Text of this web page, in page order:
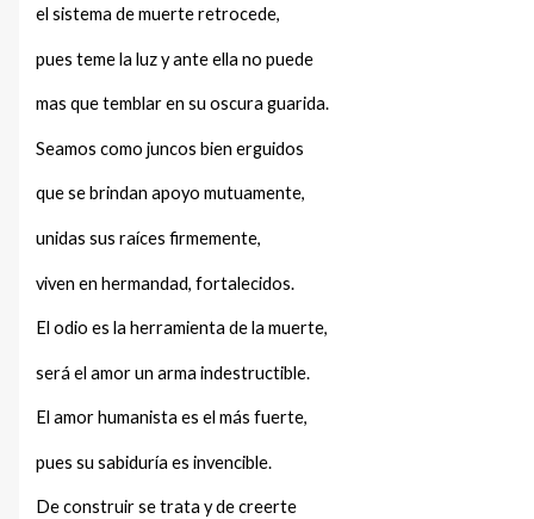
el sistema de muerte retrocede,
pues teme la luz y ante ella no puede
mas que temblar en su oscura guarida.
Seamos como juncos bien erguidos
que se brindan apoyo mutuamente,
unidas sus raíces firmemente,
viven en hermandad, fortalecidos.
El odio es la herramienta de la muerte,
será el amor un arma indestructible.
El amor humanista es el más fuerte,
pues su sabiduría es invencible.
De construir se trata y de creerte